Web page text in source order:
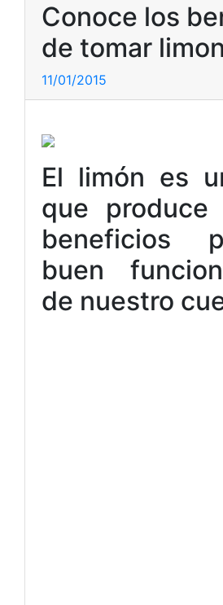
Conoce los
de tomar
11/01/2015
El limón es
que produce
beneficios
buen
de nuestro